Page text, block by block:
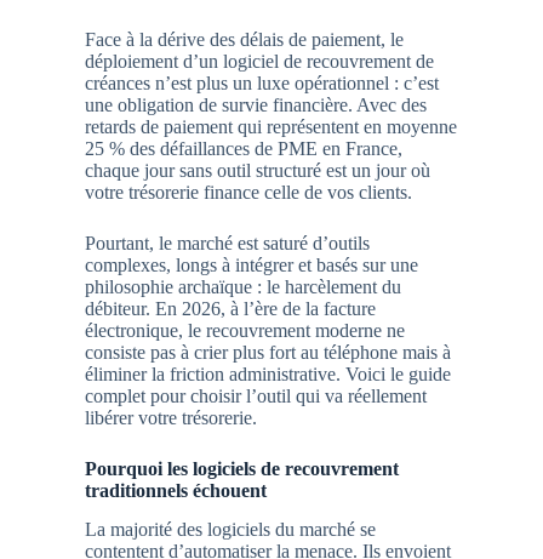
Face à la dérive des délais de paiement, le
déploiement d’un logiciel de recouvrement de
créances n’est plus un luxe opérationnel : c’est
une obligation de survie financière. Avec des
retards de paiement qui représentent en moyenne
25 % des défaillances de PME en France,
chaque jour sans outil structuré est un jour où
votre trésorerie finance celle de vos clients.
Pourtant, le marché est saturé d’outils
complexes, longs à intégrer et basés sur une
philosophie archaïque : le harcèlement du
débiteur. En 2026, à l’ère de la facture
électronique, le recouvrement moderne ne
consiste pas à crier plus fort au téléphone mais à
éliminer la friction administrative. Voici le guide
complet pour choisir l’outil qui va réellement
libérer votre trésorerie.
Pourquoi les logiciels de recouvrement
traditionnels échouent
La majorité des logiciels du marché se
contentent d’automatiser la menace. Ils envoient